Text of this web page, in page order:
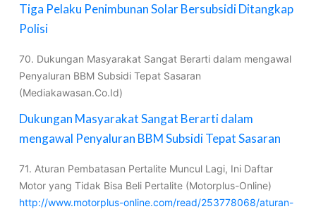
Tiga Pelaku Penimbunan Solar Bersubsidi Ditangkap
Polisi
70. Dukungan Masyarakat Sangat Berarti dalam mengawal
Penyaluran BBM Subsidi Tepat Sasaran
(Mediakawasan.Co.Id)
Dukungan Masyarakat Sangat Berarti dalam
mengawal Penyaluran BBM Subsidi Tepat Sasaran
71. Aturan Pembatasan Pertalite Muncul Lagi, Ini Daftar
Motor yang Tidak Bisa Beli Pertalite (Motorplus-Online)
http://www.motorplus-online.com/read/253778068/aturan-